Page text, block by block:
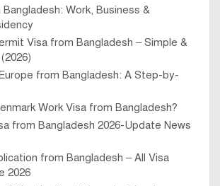
Work, Business &
Visa from Bangladesh – Simple &
from Bangladesh: A Step-by-
Work Visa from Bangladesh?
from Bangladesh 2026-Update News
from Bangladesh – All Visa
2026